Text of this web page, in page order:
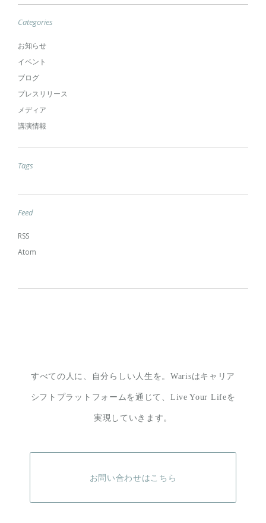
Categories
お知らせ
イベント
ブログ
プレスリリース
メディア
講演情報
Tags
Feed
RSS
Atom
すべての人に、自分らしい人生を。Warisはキャリア
シフトプラットフォームを通じて、 Live Your Lifeを
実現していきます。
お問い合わせはこちら